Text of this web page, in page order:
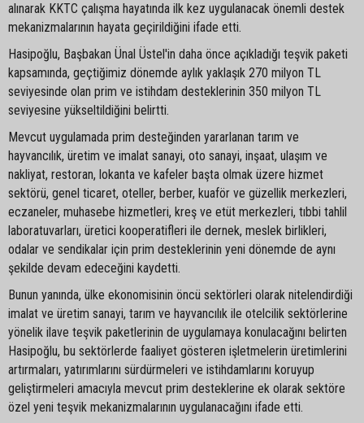
alınarak KKTC çalışma hayatında ilk kez uygulanacak önemli destek
mekanizmalarının hayata geçirildiğini ifade etti.
Hasipoğlu, Başbakan Ünal Üstel'in daha önce açıkladığı teşvik paketi
kapsamında, geçtiğimiz dönemde aylık yaklaşık 270 milyon TL
seviyesinde olan prim ve istihdam desteklerinin 350 milyon TL
seviyesine yükseltildiğini belirtti.
Mevcut uygulamada prim desteğinden yararlanan tarım ve
hayvancılık, üretim ve imalat sanayi, oto sanayi, inşaat, ulaşım ve
nakliyat, restoran, lokanta ve kafeler başta olmak üzere hizmet
sektörü, genel ticaret, oteller, berber, kuaför ve güzellik merkezleri,
eczaneler, muhasebe hizmetleri, kreş ve etüt merkezleri, tıbbi tahlil
laboratuvarları, üretici kooperatifleri ile dernek, meslek birlikleri,
odalar ve sendikalar için prim desteklerinin yeni dönemde de aynı
şekilde devam edeceğini kaydetti.
Bunun yanında, ülke ekonomisinin öncü sektörleri olarak nitelendirdiği
imalat ve üretim sanayi, tarım ve hayvancılık ile otelcilik sektörlerine
yönelik ilave teşvik paketlerinin de uygulamaya konulacağını belirten
Hasipoğlu, bu sektörlerde faaliyet gösteren işletmelerin üretimlerini
artırmaları, yatırımlarını sürdürmeleri ve istihdamlarını koruyup
geliştirmeleri amacıyla mevcut prim desteklerine ek olarak sektöre
özel yeni teşvik mekanizmalarının uygulanacağını ifade etti.